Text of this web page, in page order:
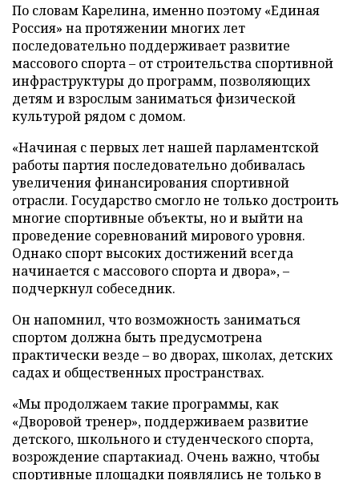
По словам Карелина, именно поэтому «Единая
Россия» на протяжении многих лет
последовательно поддерживает развитие
массового спорта – от строительства спортивной
инфраструктуры до программ, позволяющих
детям и взрослым заниматься физической
культурой рядом с домом.
«Начиная с первых лет нашей парламентской
работы партия последовательно добивалась
увеличения финансирования спортивной
отрасли. Государство смогло не только достроить
многие спортивные объекты, но и выйти на
проведение соревнований мирового уровня.
Однако спорт высоких достижений всегда
начинается с массового спорта и двора», –
подчеркнул собеседник.
Он напомнил, что возможность заниматься
спортом должна быть предусмотрена
практически везде – во дворах, школах, детских
садах и общественных пространствах.
«Мы продолжаем такие программы, как
«Дворовой тренер», поддерживаем развитие
детского, школьного и студенческого спорта,
возрождение спартакиад. Очень важно, чтобы
спортивные площадки появлялись не только в